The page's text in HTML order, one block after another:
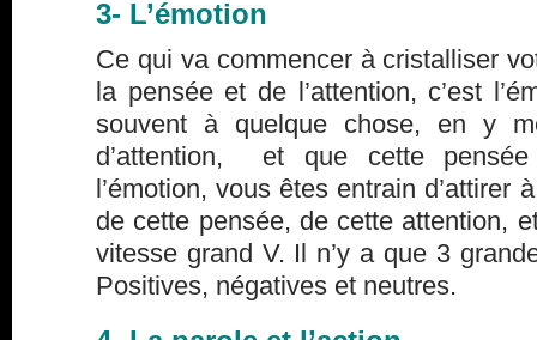
3- L’émotion
Ce qui va commencer à cristalliser
la pensée et de l’attention, c’est
souvent à quelque chose, en y
d’attention, et que cette
l’émotion, vous êtes entrain d’attirer
de cette pensée, de cette attention,
vitesse grand V. Il n’y a que 3
Positives, négatives et neutres.